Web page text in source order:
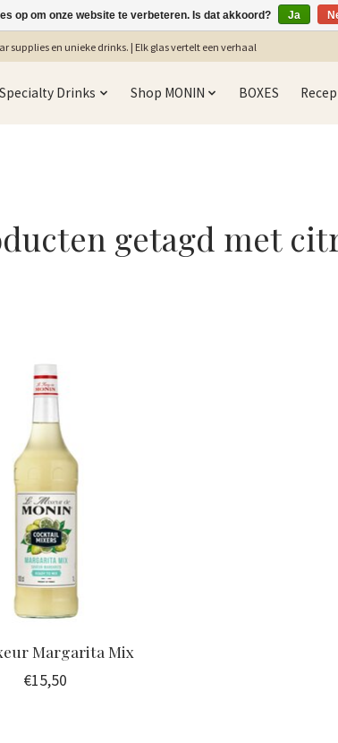
supplies en unieke drinks. | Elk glas vertelt een verhaal
Specialty Drinks Shop MONIN BOXES
getagd met
Margarita Mix
€15,50
op om onze website te verbeteren. Is dat akkoord? Ja